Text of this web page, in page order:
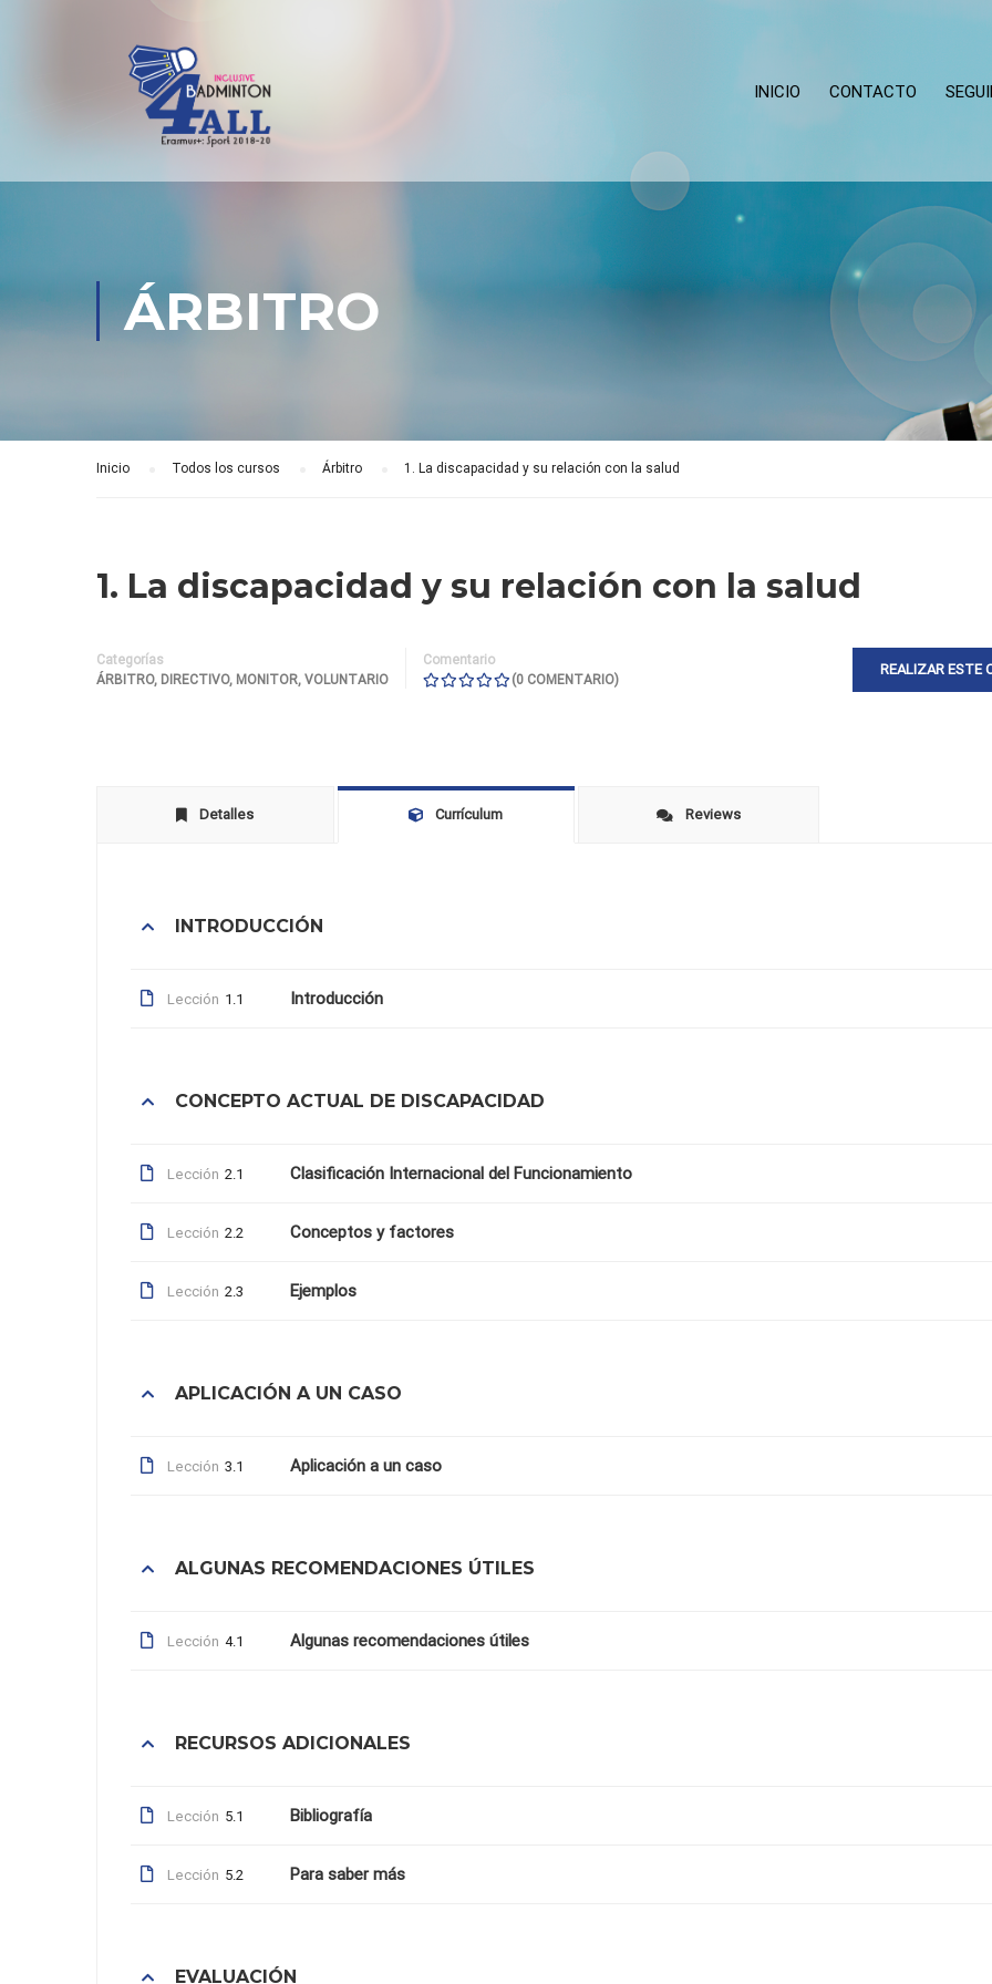
INICIO CONTACTO
ÁRBITRO
Inicio Todos los cursos Árbitro 1. La discapacidad y su relación con la salud
1. La discapacidad y su relación con la salud
Categorías
ÁRBITRO, DIRECTIVO, MONITOR, VOLUNTARIO
Comentario
(0 COMENTARIO)
REALIZAR ESTE
Detalles Currículum Reviews
INTRODUCCIÓN
Lección 1.1 Introducción
CONCEPTO ACTUAL DE DISCAPACIDAD
Lección 2.1 Clasificación Internacional del Funcionamiento
Lección 2.2 Conceptos y factores
Lección 2.3 Ejemplos
APLICACIÓN A UN CASO
Lección 3.1 Aplicación a un caso
ALGUNAS RECOMENDACIONES ÚTILES
Lección 4.1 Algunas recomendaciones útiles
RECURSOS ADICIONALES
Lección 5.1 Bibliografía
Lección 5.2 Para saber más
EVALUACIÓN